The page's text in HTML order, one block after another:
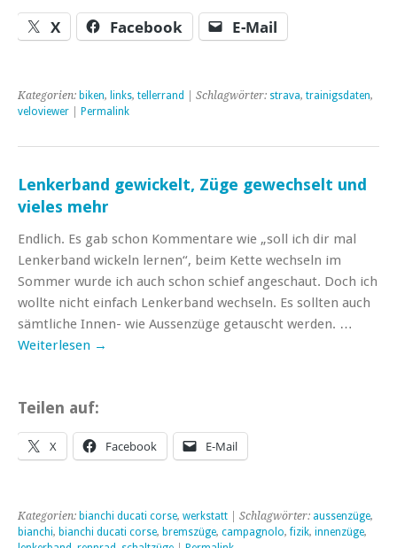
X Facebook E-Mail
Kategorien: biken, links, tellerrand | Schlagwörter: strava, trainigsdaten,
veloviewer
Permalink
Lenkerband gewickelt, Züge gewechselt und
vieles mehr
Endlich. Es gab schon Kommentare wie „soll ich dir mal
Lenkerband wickeln lernen“, beim Kette wechseln im
Sommer wurde ich auch schon schief angeschaut. Doch ich
wollte nicht einfach Lenkerband wechseln. Es sollten auch
sämtliche Innen- wie Aussenzüge getauscht werden. …
Weiterlesen →
Teilen auf:
X Facebook E-Mail
Kategorien: bianchi ducati corse, werkstatt | Schlagwörter: aussenzüge,
bianchi, bianchi ducati corse, bremszüge, campagnolo,fizik, innenzüge,